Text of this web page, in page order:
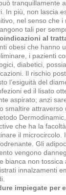
tranquillamente
In più, non lascia
nel senso che i
tali per
al
obesi che hanno
i pazienti
diabetici,
Il rischio
l’esiguità del
ed il lisato
aspirato; anzi
smaltire attraverso
che ha la
il microcircolo.
Gli
vengono
bianca non tossica
innalzamenti
impiegate per